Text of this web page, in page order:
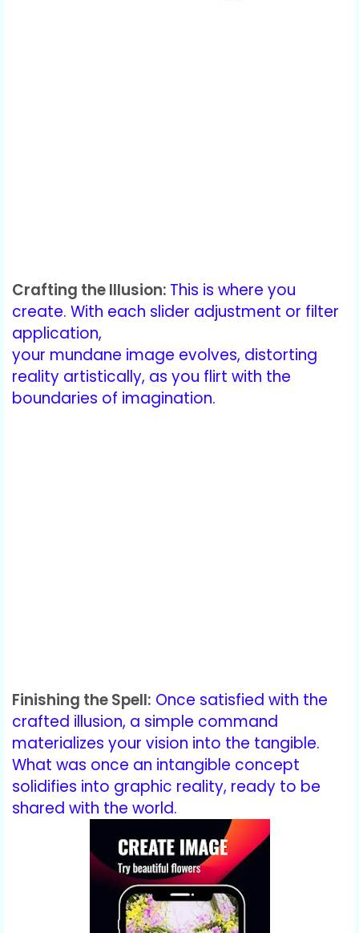
Crafting the Illusion: This is where you
create. With each slider adjustment or filter
application,
your mundane image evolves, distorting
reality artistically, as you flirt with the
boundaries of imagination.
Finishing the Spell: Once satisfied with the
crafted illusion, a simple command
materializes your vision into the tangible.
What was once an intangible concept
solidifies into graphic reality, ready to be
shared with the world.